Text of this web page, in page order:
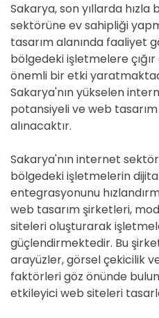
Sakarya, son yıllarda
sektörüne ev sahipliği
tasarım alanında faaliyet
bölgedeki işletmelere
önemli bir etki
Sakarya'nın yükselen
potansiyeli ve web
alınacaktır.
Sakarya'nın internet
bölgedeki işletmelerin
entegrasyonunu
web tasarım şirketleri,
siteleri oluşturarak
güçlendirmektedir. Bu
arayüzler, görsel çekicilik
faktörleri göz önünde
etkileyici web siteleri